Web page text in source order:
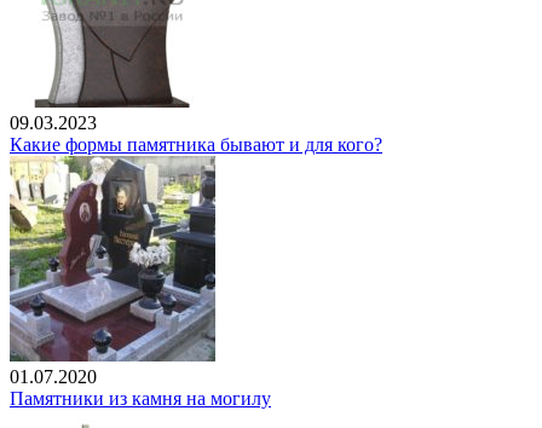
09.03.2023
Какие формы памятника бывают и для кого?
01.07.2020
Памятники из камня на могилу